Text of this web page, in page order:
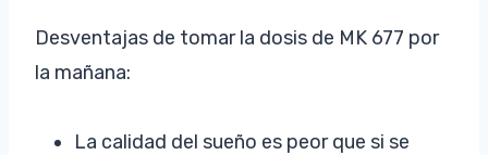
Desventajas de tomar la dosis de MK 677 por
la mañana:
La calidad del sueño es peor que si se